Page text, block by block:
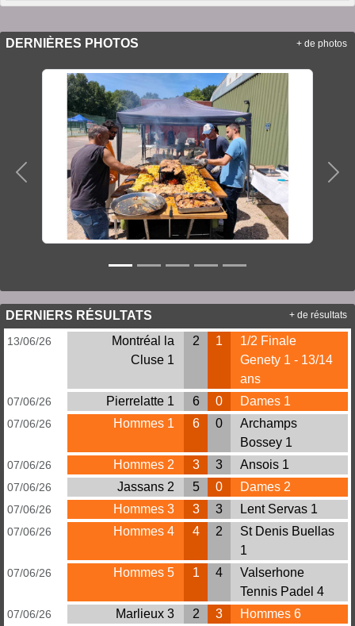
DERNIÈRES PHOTOS
Précedent
+ de photos
DERNIERS RÉSULTATS
13/06/26
Montréal la
Cluse 1
2 1
1/2 Finale
Genety 1 - 13/14
ans
07/06/26 Pierrelatte 1 6 0 Dames 1
07/06/26 Hommes 1 6 0
Archamps
Bossey 1
07/06/26 Hommes 2 3 3 Ansois 1
07/06/26 Jassans 2 5 0 Dames 2
07/06/26 Hommes 3 3 3 Lent Servas 1
07/06/26 Hommes 4 4 2
St Denis Buellas
1
07/06/26 Hommes 5 1 4
Valserhone
Tennis Padel 4
07/06/26 Marlieux 3 2 3 Hommes 6
+ de résultats